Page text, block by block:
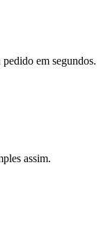
em segundos.
assim.